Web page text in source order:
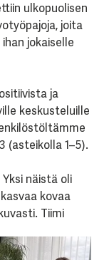
ulkopuolisen
joita
jokaiselle
ja
keskusteluille
(asteikolla 1–5).
näistä oli
kovaa
Tiimi